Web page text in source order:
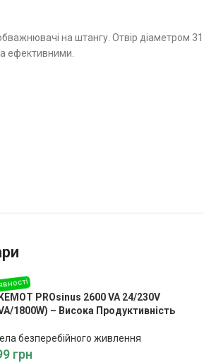
на штангу. Отвір діаметром
ефективними.
PROsinus 2600 VA 24/230V
1800W) – Висока Продуктивність
безперебійного живлення
грн